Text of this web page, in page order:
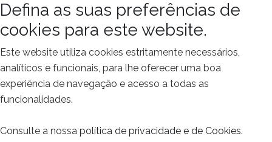
Defina as suas preferências de
cookies para este website.
Este website utiliza cookies estritamente necessários,
analíticos e funcionais, para lhe oferecer uma boa
experiência de navegação e acesso a todas as
funcionalidades.
Consulte a nossa política de privacidade e de Cookies.